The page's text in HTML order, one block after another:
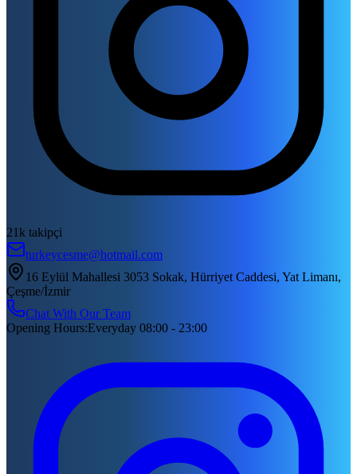
21k takipçi
turkeycesme@hotmail.com
16 Eylül Mahallesi 3053 Sokak, Hürriyet Caddesi, Yat Limanı,
Çeşme/İzmir
Chat With Our Team
Opening Hours:Everyday 08:00 - 23:00